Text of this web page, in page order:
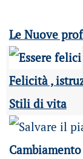
Le Nuove
Felicità ,
Stili di vita